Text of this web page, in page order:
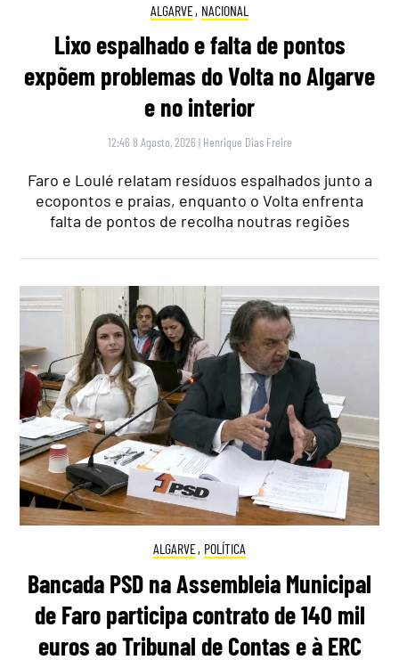
ALGARVE, NACIONAL
Lixo espalhado e falta de pontos
expõem problemas do Volta no Algarve
e no interior
12:46 8 Agosto, 2026 | Henrique Dias Freire
Faro e Loulé relatam resíduos espalhados junto a
ecopontos e praias, enquanto o Volta enfrenta
falta de pontos de recolha noutras regiões
ALGARVE, POLÍTICA
Bancada PSD na Assembleia Municipal
de Faro participa contrato de 140 mil
euros ao Tribunal de Contas e à ERC